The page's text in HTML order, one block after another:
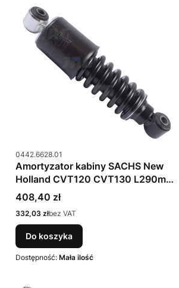
Kod produktu
0442.6628.01
Amortyzator kabiny SACHS New
Holland CVT120 CVT130 L290mm
0442.6628
Cena
408,40 zł
Cena
332,03 złbez VAT
Do koszyka
Dostępność: Mała ilość